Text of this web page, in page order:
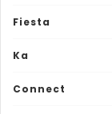
Fiesta
Ka
Connect